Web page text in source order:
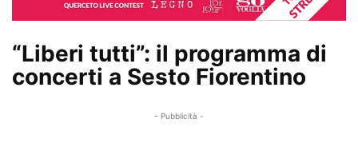
“Liberi tutti”: il programma di
concerti a Sesto Fiorentino
- Pubblicità -